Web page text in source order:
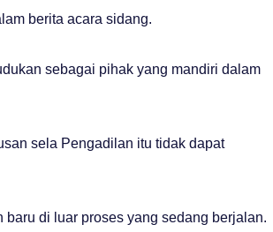
berita acara sidang.
sebagai pihak yang mandiri dalam
sela Pengadilan itu tidak dapat
di luar proses yang sedang berjalan.